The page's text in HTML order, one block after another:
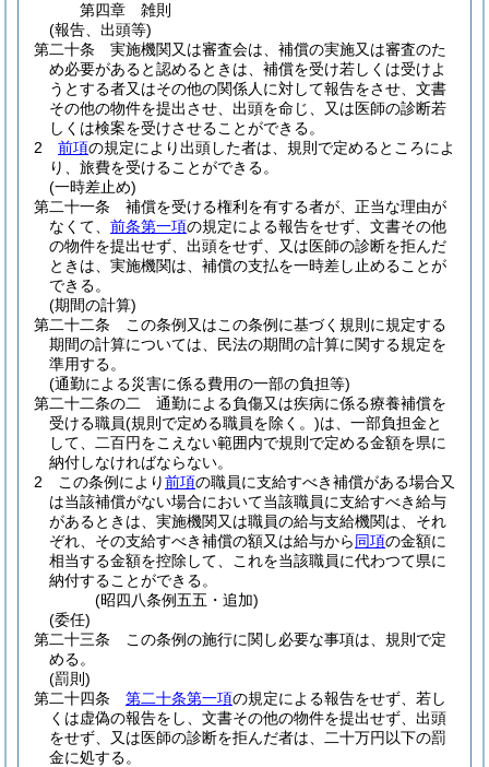
第四章
雑則
(報告、出頭等)
第二十条
実施機関又は審査会は、補償の実施又は審査のた
め必要があると認めるときは、補償を受け若しくは受けよ
うとする者又はその他の関係人に対して報告をさせ、文書
その他の物件を提出させ、出頭を命じ、又は医師の診断若
しくは検案を受けさせることができる。
2
前項の規定により出頭した者は、規則で定めるところによ
り、旅費を受けることができる。
(一時差止め)
第二十一条
補償を受ける権利を有する者が、正当な理由が
なくて、 前条第一項の規定による報告をせず、文書その他
の物件を提出せず、出頭をせず、又は医師の診断を拒んだ
ときは、実施機関は、補償の支払を一時差し止めることが
できる。
(期間の計算)
第二十二条
この条例又はこの条例に基づく規則に規定する
期間の計算については、民法の期間の計算に関する規定を
準用する。
(通勤による災害に係る費用の一部の負担等)
第二十二条の二
通勤による負傷又は疾病に係る療養補償を
受ける職員(規則で定める職員を除く。)は、一部負担金と
して、二百円をこえない範囲内で規則で定める金額を県に
納付しなければならない。
2
この条例により前項の職員に支給すべき補償がある場合又
は当該補償がない場合において当該職員に支給すべき給与
があるときは、実施機関又は職員の給与支給機関は、それ
ぞれ、その支給すべき補償の額又は給与から同項の金額に
相当する金額を控除して、これを当該職員に代わつて県に
納付することができる。
(昭四八条例五五・追加)
(委任)
第二十三条
この条例の施行に関し必要な事項は、規則で定
める。
(罰則)
第二十四条
第二十条第一項の規定による報告をせず、若し
くは虚偽の報告をし、文書その他の物件を提出せず、出頭
をせず、又は医師の診断を拒んだ者は、二十万円以下の罰
金に処する。